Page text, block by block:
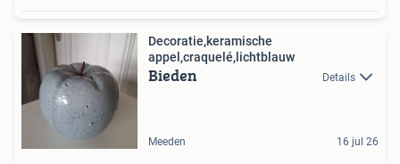
Decoratie,keramische
appel,craquelé,lichtblauw
Bieden Details
Meeden 16 jul 26